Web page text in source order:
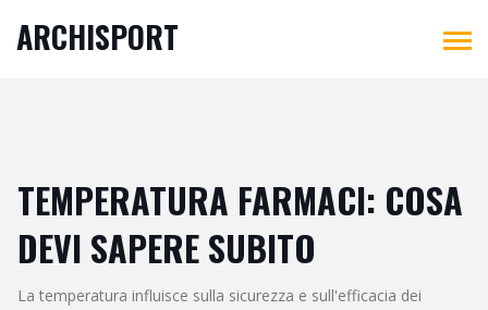
ARCHISPORT
TEMPERATURA FARMACI: COSA
DEVI SAPERE SUBITO
La temperatura influisce sulla sicurezza e sull'efficacia dei